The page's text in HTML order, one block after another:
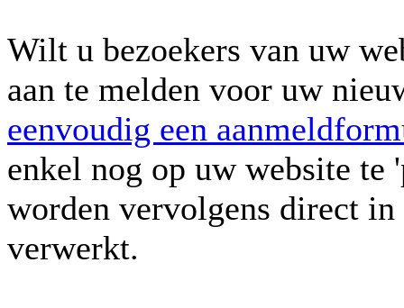
Wilt u bezoekers van uw
aan te melden voor uw
eenvoudig een
enkel nog op uw website
worden vervolgens direct
verwerkt.